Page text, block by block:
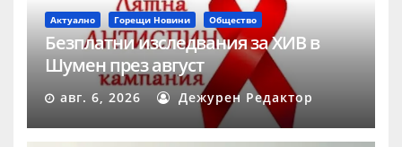
Актуално Горещи Новини Общество
Безплатни изследвания за ХИВ в
Шумен през август
авг. 6, 2026 Дежурен Редактор